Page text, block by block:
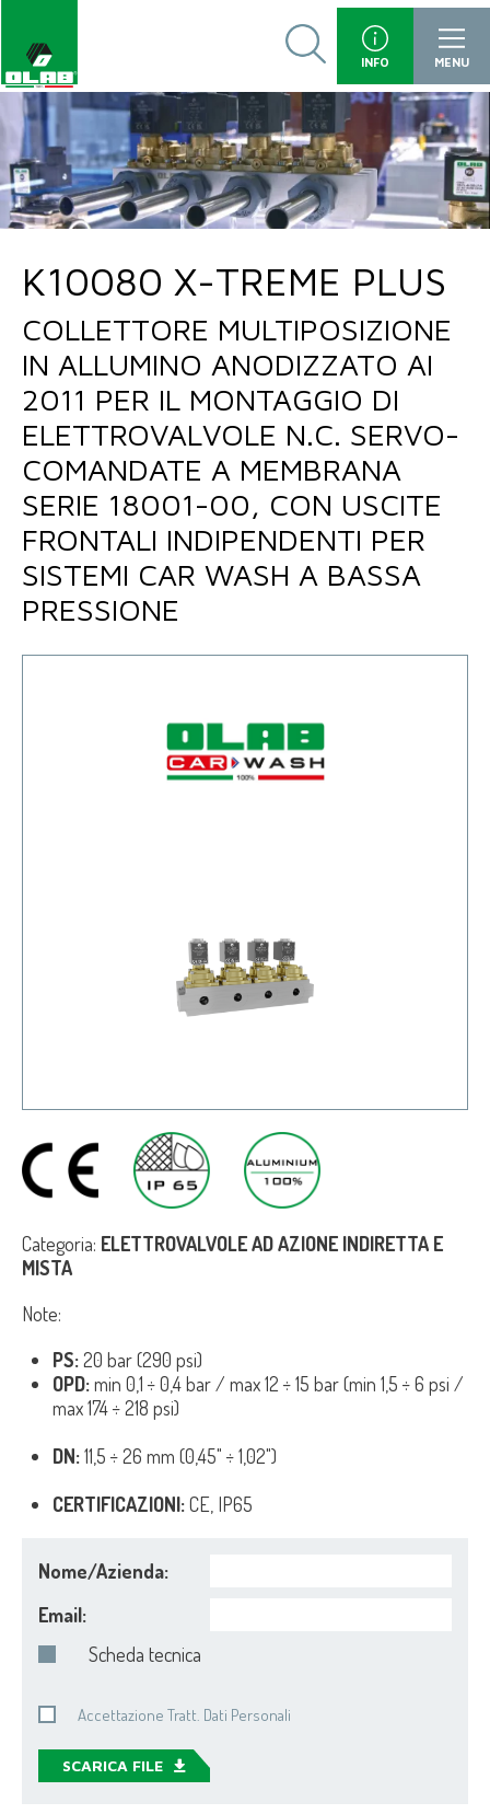
INFO MENU
K10080 X-TREME PLUS
COLLETTORE MULTIPOSIZIONE
IN ALLUMINO ANODIZZATO AI
2011 PER IL MONTAGGIO DI
ELETTROVALVOLE N.C. SERVO-
COMANDATE A MEMBRANA
SERIE 18001-00, CON USCITE
FRONTALI INDIPENDENTI PER
SISTEMI CAR WASH A BASSA
PRESSIONE
Categoria: ELETTROVALVOLE AD AZIONE INDIRETTA E
MISTA
Note:
PS:20 bar (290 psi)
OPD:min 0,1 ÷ 0,4 bar / max 12 ÷ 15 bar (min 1,5 ÷ 6 psi /
max 174 ÷ 218 psi)
DN:11,5 ÷ 26 mm (0,45" ÷ 1,02")
CERTIFICAZIONI:CE, IP65
Nome/Azienda:
Email:
Scheda tecnica
Accettazione Tratt. Dati Personali
SCARICA FILE